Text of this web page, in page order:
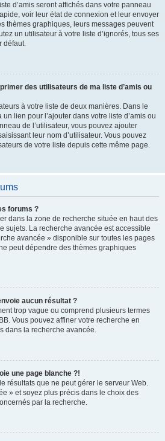
d’amis seront affichés dans votre panneau
voir leur état de connexion et leur envoyer
thèmes graphiques, leurs messages peuvent
un utilisateur à votre liste d’ignorés, tous ses
défaut.
des utilisateurs de ma liste d’amis ou
à votre liste de deux manières. Dans le
lien pour l’ajouter dans votre liste d’amis ou
de l’utilisateur, vous pouvez ajouter
leur nom d’utilisateur. Vous pouvez
de votre liste depuis cette même page.
forums ?
dans la zone de recherche située en haut des
sujets. La recherche avancée est accessible
avancée » disponible sur toutes les pages
peut dépendre des thèmes graphiques
aucun résultat ?
trop vague ou comprend plusieurs termes
Vous pouvez affiner votre recherche en
dans la recherche avancée.
une page blanche ?!
résultats que ne peut gérer le serveur Web.
» et soyez plus précis dans le choix des
par la recherche.